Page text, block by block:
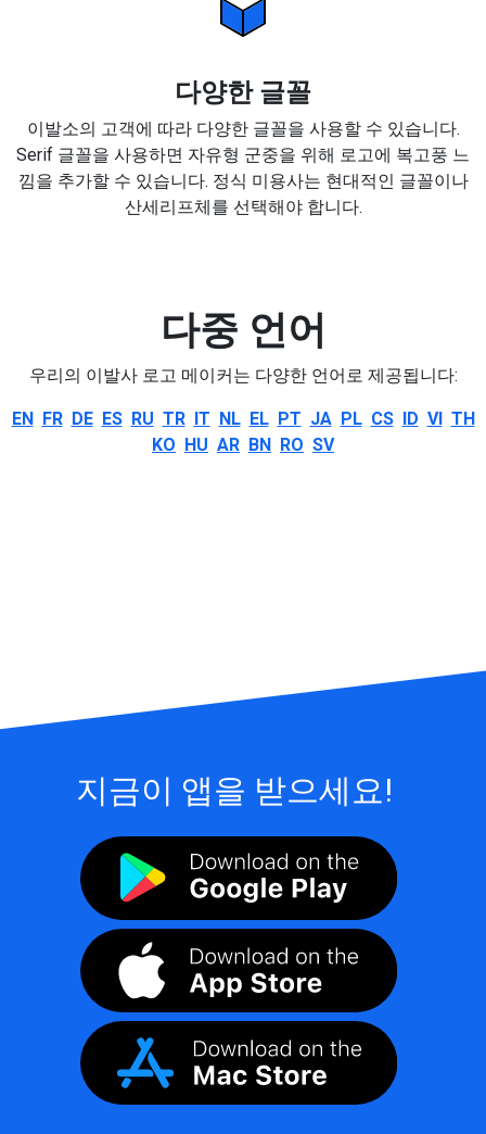
다양한 글꼴
이발소의 고객에 따라 다양한 글꼴을 사용할 수 있습니다.
Serif 글꼴을 사용하면 자유형 군중을 위해 로고에 복고풍 느
낌을 추가할 수 있습니다. 정식 미용사는 현대적인 글꼴이나
산세리프체를 선택해야 합니다.
다중 언어
우리의 이발사 로고 메이커는 다양한 언어로 제공됩니다:
EN FR DE ES RU TR IT NL EL PT JA PL CS ID VI TH
KO HU AR BN RO SV
지금이 앱을 받으세요!